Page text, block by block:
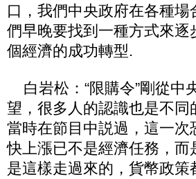
口，我們中央政府在各種
們早晚要找到一種方式來逐
個經濟的成功轉型.
白岩松：“限購令”剛從中
望，很多人的認識也是不
當時在節目中説過，這一
快上漲已不是經濟任務，
是這樣走過來的，貨幣政策